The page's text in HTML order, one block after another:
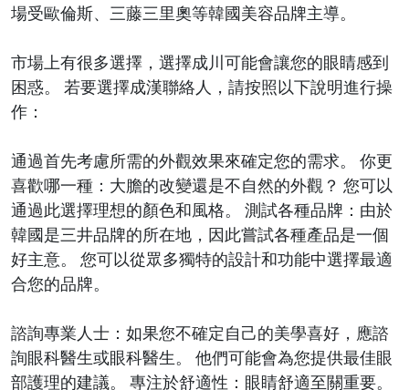
場受歐倫斯、三藤三里奧等韓國美容品牌主導。
市場上有很多選擇，選擇成川可能會讓您的眼睛感到
困惑。 若要選擇成漢聯絡人，請按照以下說明進行操
作：
通過首先考慮所需的外觀效果來確定您的需求。 你更
喜歡哪一種：大膽的改變還是不自然的外觀？ 您可以
通過此選擇理想的顏色和風格。 測試各種品牌：由於
韓國是三井品牌的所在地，因此嘗試各種產品是一個
好主意。 您可以從眾多獨特的設計和功能中選擇最適
合您的品牌。
諮詢專業人士：如果您不確定自己的美學喜好，應諮
詢眼科醫生或眼科醫生。 他們可能會為您提供最佳眼
部護理的建議。 專注於舒適性：眼睛舒適至關重要。